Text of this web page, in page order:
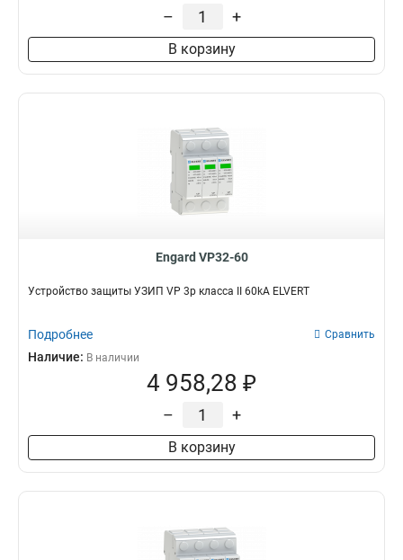
– +
В корзину
Engard VP32-60
Устройство защиты УЗИП VP 3р класса II 60kA ELVERT
Подробнее Сравнить
Наличие: В наличии
4 958,28 ₽
– +
В корзину